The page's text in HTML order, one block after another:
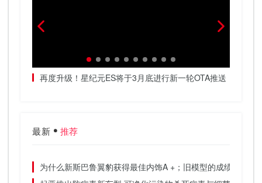
再度升级！星纪元ES将于3月底进行新一轮OTA推送
最新 推荐
为什么新斯巴鲁翼豹获得最佳内饰A +；旧模型的成绩不及格